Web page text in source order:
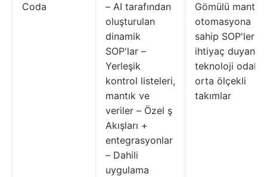
Coda
– AI tarafından
oluşturulan
dinamik
SOP'lar –
Yerleşik
kontrol listeleri,
mantık ve
veriler – Özel ş
Akışları +
entegrasyonlar
– Dahili
uygulama
Gömülü mantık
otomasyona
sahip SOP'lere
ihtiyaç duyan,
teknoloji odaklı
orta ölçekli
takımlar